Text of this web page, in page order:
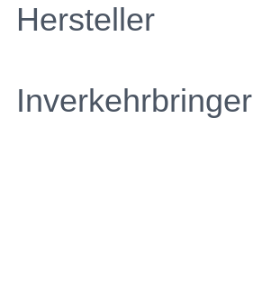
Hersteller
Inverkehrbringer